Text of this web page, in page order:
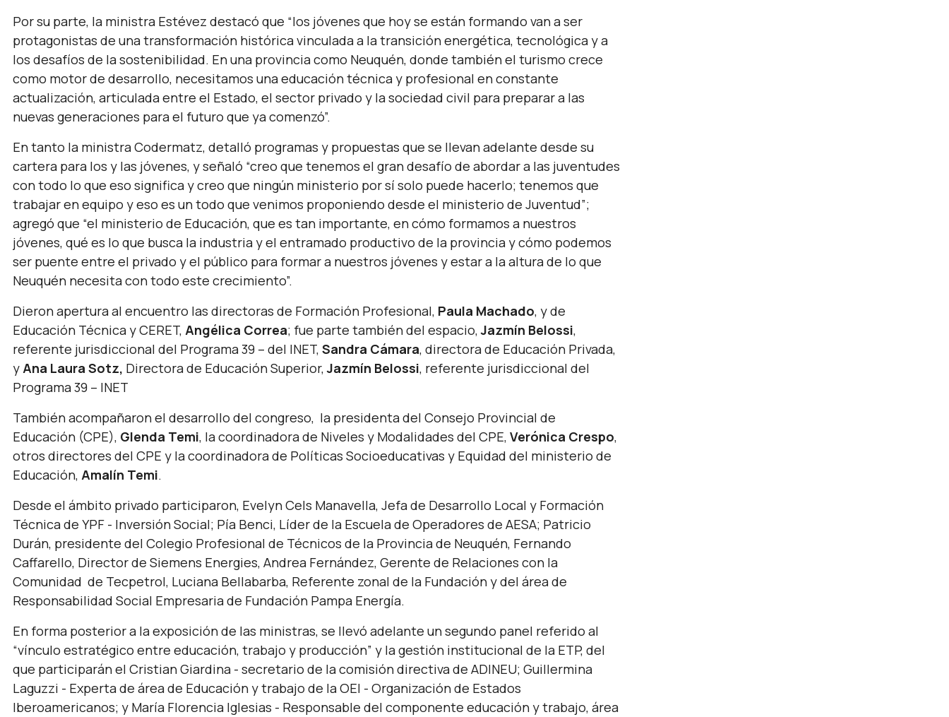
Por su parte, la ministra Estévez destacó que “los jóvenes que hoy se están formando van a ser
protagonistas de una transformación histórica vinculada a la transición energética, tecnológica y a
los desafíos de la sostenibilidad. En una provincia como Neuquén, donde también el turismo crece
como motor de desarrollo, necesitamos una educación técnica y profesional en constante
actualización, articulada entre el Estado, el sector privado y la sociedad civil para preparar a las
nuevas generaciones para el futuro que ya comenzó”.
En tanto la ministra Codermatz, detalló programas y propuestas que se llevan adelante desde su
cartera para los y las jóvenes, y señaló “creo que tenemos el gran desafío de abordar a las juventudes
con todo lo que eso significa y creo que ningún ministerio por sí solo puede hacerlo; tenemos que
trabajar en equipo y eso es un todo que venimos proponiendo desde el ministerio de Juventud”;
agregó que “el ministerio de Educación, que es tan importante, en cómo formamos a nuestros
jóvenes, qué es lo que busca la industria y el entramado productivo de la provincia y cómo podemos
ser puente entre el privado y el público para formar a nuestros jóvenes y estar a la altura de lo que
Neuquén necesita con todo este crecimiento”.
Dieron apertura al encuentro las directoras de Formación Profesional, Paula Machado, y de
Educación Técnica y CERET, Angélica Correa; fue parte también del espacio,Jazmín Belossi,
referente jurisdiccional del Programa 39 – del INET, Sandra Cámara, directora de Educación Privada,
yAna Laura Sotz, Directora de Educación Superior,Jazmín Belossi, referente jurisdiccional del
Programa 39 – INET
También acompañaron el desarrollo del congreso, la presidenta del Consejo Provincial de
Educación (CPE), Glenda Temi, la coordinadora de Niveles y Modalidades del CPE, Verónica Crespo,
otros directores del CPE y la coordinadora de Políticas Socioeducativas y Equidad del ministerio de
Educación, Amalín Temi.
Desde el ámbito privado participaron, Evelyn Cels Manavella, Jefa de Desarrollo Local y Formación
Técnica de YPF - Inversión Social; Pía Benci, Líder de la Escuela de Operadores de AESA; Patricio
Durán, presidente del Colegio Profesional de Técnicos de la Provincia de Neuquén, Fernando
Caffarello, Director de Siemens Energies, Andrea Fernández, Gerente de Relaciones con la
Comunidad de Tecpetrol, Luciana Bellabarba, Referente zonal de la Fundación y del área de
Responsabilidad Social Empresaria de Fundación Pampa Energía.
En forma posterior a la exposición de las ministras, se llevó adelante un segundo panel referido al
“vínculo estratégico entre educación, trabajo y producción” y la gestión institucional de la ETP, del
que participarán el Cristian Giardina - secretario de la comisión directiva de ADINEU; Guillermina
Laguzzi - Experta de área de Educación y trabajo de la OEI - Organización de Estados
Iberoamericanos; y María Florencia Iglesias - Responsable del componente educación y trabajo, área